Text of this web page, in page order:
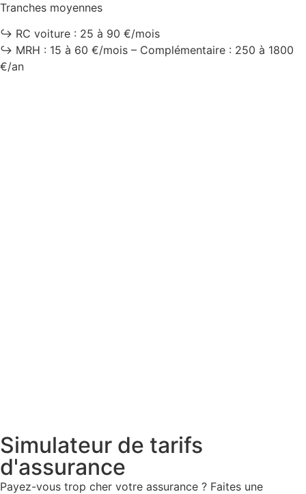
Tranches moyennes
↪️ RC voiture : 25 à 90 €/mois
↪️ MRH : 15 à 60 €/mois – Complémentaire : 250 à 1800
€/an
Simulateur de tarifs
d'assurance
Payez-vous trop cher votre assurance ? Faites une